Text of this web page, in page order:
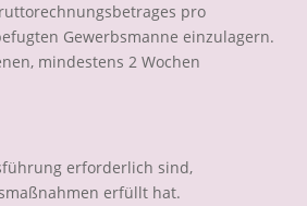
pro
Gewerbsmanne einzulagern.
mindestens 2 Wochen
erforderlich sind,
erfüllt hat.